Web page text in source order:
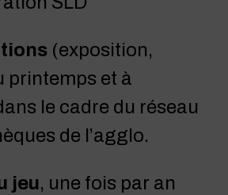
(exposition,
printemps et à
le cadre du réseau
de l’agglo.
jeu, une fois par an